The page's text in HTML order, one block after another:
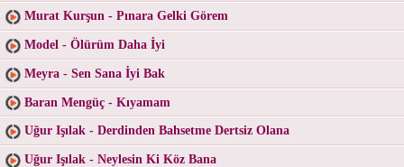
Murat Kurşun - Pınara Gelki Görem
Model - Ölürüm Daha İyi
Meyra - Sen Sana İyi Bak
Baran Mengüç - Kıyamam
Uğur Işılak - Derdinden Bahsetme Dertsiz Olana
Uğur Işılak - Neylesin Ki Köz Bana